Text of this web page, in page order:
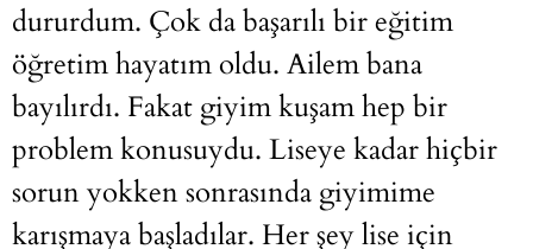
dururdum. Çok da başarılı bir eğitim
öğretim hayatım oldu. Ailem bana
bayılırdı. Fakat giyim kuşam hep bir
problem konusuydu. Liseye kadar hiçbir
sorun yokken sonrasında giyimime
karışmaya başladılar. Her şey lise için